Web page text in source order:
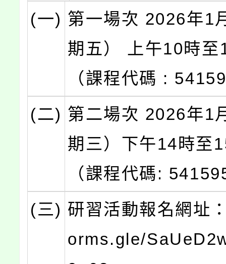
(一) 第一場次 2026年1
期五） 上午10時至
（課程代碼 :
(二) 第二場次 2026年1
期三）下午14時至
（課程代碼:
(三) 研習活動報名網址
orms.gle/